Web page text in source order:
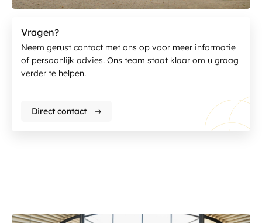
Vragen?
Neem gerust contact met ons op voor meer informatie
of persoonlijk advies. Ons team staat klaar om u graag
verder te helpen.
Direct contact